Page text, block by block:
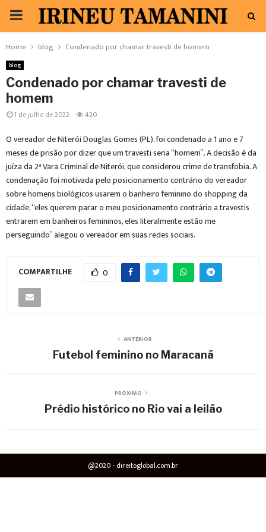
PRIMARY
MENU
Home blog Condenado por chamar travesti de homem
blog
Condenado por chamar travesti de
homem
1 de julho de 2022 420
O vereador de Niterói Douglas Gomes (PL), foi condenado a 1 ano e 7
meses de prisão por dizer que um travesti seria “homem”. A decisão é da
juíza da 2ª Vara Criminal de Niterói, que considerou crime de transfobia. A
condenação foi motivada pelo posicionamento contrário do vereador
sobre homens biológicos usarem o banheiro feminino do shopping da
cidade, “eles querem parar o meu posicionamento contrário a travestis
entrarem em banheiros femininos, eles literalmente estão me
perseguindo” alegou o vereador em suas redes sociais.
COMPARTILHE 0
ANTERIOR
Futebol feminino no Maracanã
PRÓXIMO
Prédio histórico no Rio vai a leilão
@2020 - direitoglobal.com.br